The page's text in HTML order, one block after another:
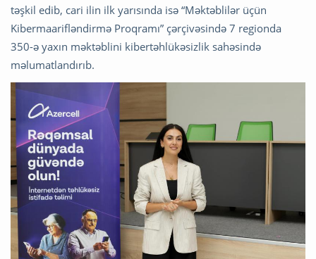
təşkil edib, cari ilin ilk yarısında isə “Məktəblilər üçün
Kibermaarifləndirmə Proqramı” çərçivəsində 7 regionda
350-ə yaxın məktəblini kibertəhlükəsizlik sahəsində
məlumatlandırıb.